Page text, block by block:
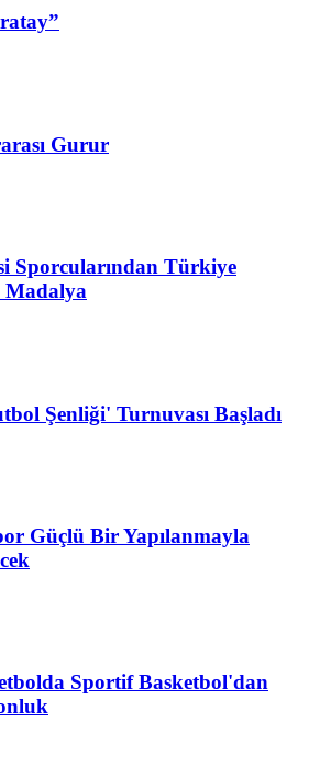
Gurur
Sporcularından Türkiye
Madalya
Şenliği' Turnuvası Başladı
Güçlü Bir Yapılanmayla
Sportif Basketbol'dan